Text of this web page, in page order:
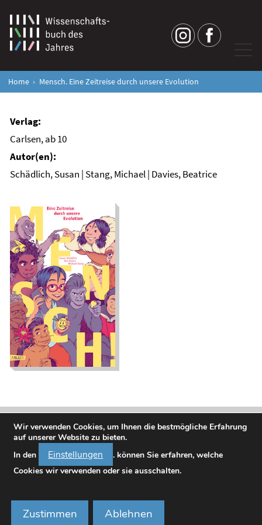
Home Mensch. Eine Zeitreise durch unsere Evolution
Mensch. Eine
Zeitreise durch
unsere Evolution
Schädlich, Susan | Stang, Michael | Davies, Beatrice
Carlsen, ab 10
Wir verwenden Cookies, um Ihnen die bestmögliche Erfahrung
auf unserer Website zu bieten.
In den
Einstellungen
. können Sie erfahren, welche
Cookies wir verwenden oder sie ausschalten.
Zustimmen Ablehnen